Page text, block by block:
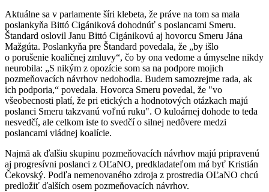
Aktuálne sa v parlamente šíri klebeta, že práve na tom sa mala
poslankyňa Bittó Cigániková dohodnúť s poslancami Smeru.
Štandard oslovil Janu Bittó Cigánikovú aj hovorcu Smeru Jána
Mažgúta. Poslankyňa pre Štandard povedala, že „by išlo
o porušenie koaličnej zmluvy“, čo by ona vedome a úmyselne nikdy
neurobila: „S nikým z opozície som sa na podpore mojich
pozmeňovacích návrhov nedohodla. Budem samozrejme rada, ak
ich podporia,“ povedala. Hovorca Smeru povedal, že "vo
všeobecnosti platí, že pri etických a hodnotových otázkach majú
poslanci Smeru takzvanú voľnú ruku". O kuloárnej dohode to teda
nesvedčí, ale celkom iste to svedčí o silnej nedôvere medzi
poslancami vládnej koalície.
Najmä ak ďalšiu skupinu pozmeňovacích návrhov majú pripravenú
aj progresívni poslanci z OĽaNO, predkladateľom má byť Kristián
Čekovský. Podľa nemenovaného zdroja z prostredia OĽaNO chcú
predložiť ďalších osem pozmeňovacích návrhov.